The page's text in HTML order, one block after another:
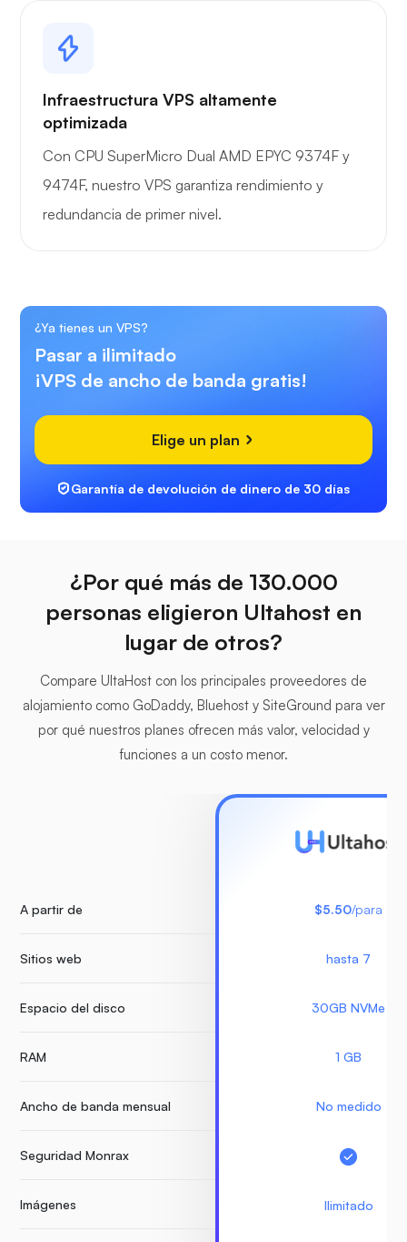
Infraestructura VPS altamente
optimizada
Con CPU SuperMicro Dual AMD EPYC 9374F y
9474F, nuestro VPS garantiza rendimiento y
redundancia de primer nivel.
¿Ya tienes un VPS?
Pasar a ilimitado
¡VPS de ancho de banda gratis!
Elige un plan
Garantía de devolución de dinero de 30 días
¿Por qué más de 130.000
personas eligieron Ultahost en
lugar de otros?
Compare UltaHost con los principales proveedores de
alojamiento como GoDaddy, Bluehost y SiteGround para ver
por qué nuestros planes ofrecen más valor, velocidad y
funciones a un costo menor.
A partir de
Sitios web
Espacio del disco
RAM
Ancho de banda mensual
Seguridad Monrax
Imágenes
$5.50/para
hasta 7
30GB NVMe
1 GB
No medido
Ilimitado